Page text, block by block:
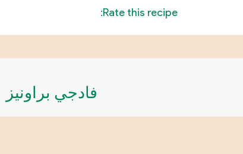
Rate this recipe:
فادجي براونيز